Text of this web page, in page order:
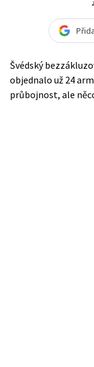
Švédský
objednalo už 24
průbojnost, ale